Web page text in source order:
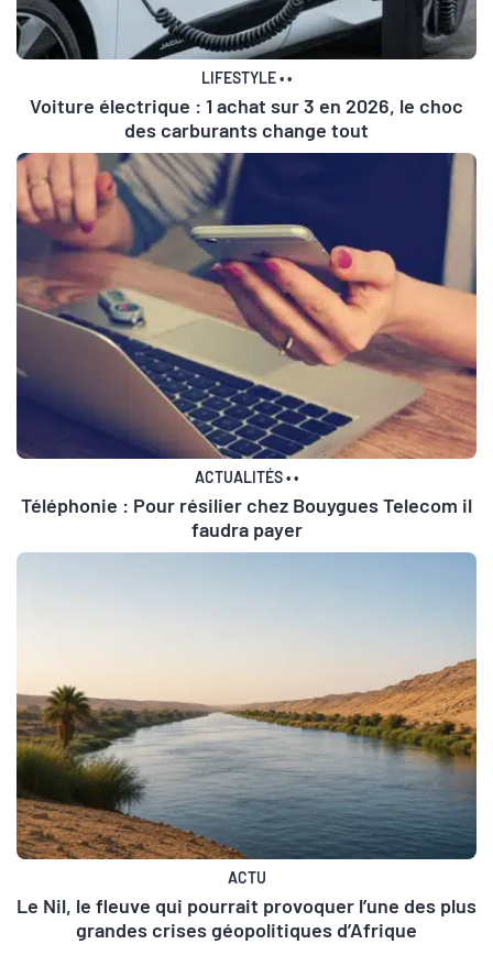
LIFESTYLE••
Voiture électrique : 1 achat sur 3 en 2026, le choc
des carburants change tout
ACTUALITÉS••
Téléphonie : Pour résilier chez Bouygues Telecom il
faudra payer
ACTU
Le Nil, le fleuve qui pourrait provoquer l’une des plus
grandes crises géopolitiques d’Afrique